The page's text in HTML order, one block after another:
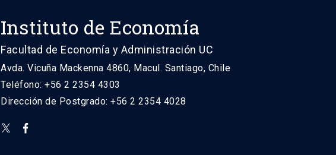
Instituto de Economía
Facultad de Economía y Administración UC
Avda. Vicuña Mackenna 4860, Macul. Santiago, Chile
Teléfono: +56 2 2354 4303
Dirección de Postgrado: +56 2 2354 4028